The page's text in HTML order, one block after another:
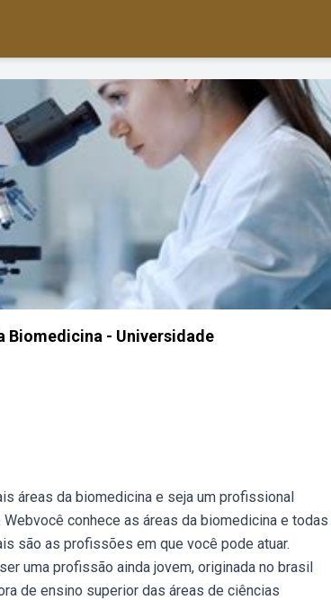
Biomedicina - Universidade
áreas da biomedicina e seja um profissional
conhece as áreas da biomedicina e todas
são as profissões em que você pode atuar.
uma profissão ainda jovem, originada no brasil
de ensino superior das áreas de ciências